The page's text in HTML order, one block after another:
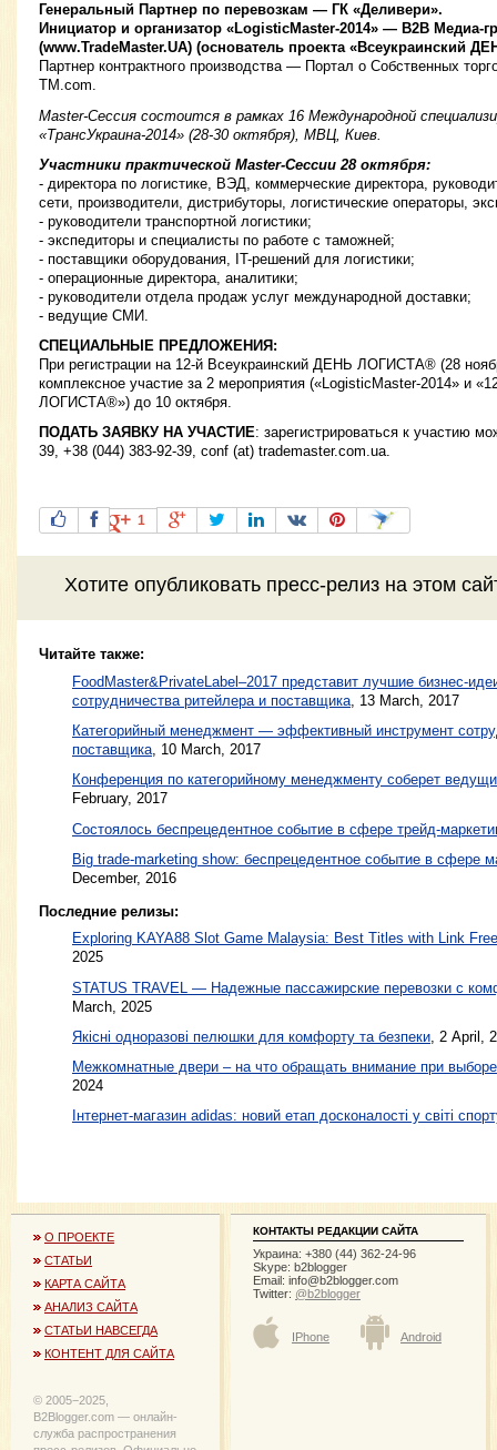
Генеральный Партнер по перевозкам — ГК «Деливери».
Инициатор и организатор «LogisticMaster-2014» — B2B Медиа-
(www.TradeMaster.UA) (основатель проекта «Всеукраинский
Партнер контрактного производства — Портал о Собственных
TM.com.
Master-Cессия состоится в рамках 16 Международной
«ТрансУкраина-2014» (28-30 октября), МВЦ, Киев.
Участники практической Master-Cессии 28 октября:
- директора по логистике, ВЭД, коммерческие директора,
сети, производители, дистрибуторы, логистические операторы,
- руководители транспортной логистики;
- экспедиторы и специалисты по работе с таможней;
- поставщики оборудования, IT-решений для логистики;
- операционные директора, аналитики;
- руководители отдела продаж услуг международной доставки;
- ведущие СМИ.
СПЕЦИАЛЬНЫЕ ПРЕДЛОЖЕНИЯ:
При регистрации на 12-й Всеукраинский ДЕНЬ ЛОГИСТА® (28
комплексное участие за 2 мероприятия («LogisticMaster-2014» и
ЛОГИСТА®») до 10 октября.
ПОДАТЬ ЗАЯВКУ НА УЧАСТИЕ: зарегистрироваться к участию
39, +38 (044) 383-92-39, conf (at) trademaster.com.ua.
1
Хотите опубликовать пресс-релизна этом
Читайте также:
FoodMaster&PrivateLabel–2017 представит лучшие бизнес-
сотрудничества ритейлера и поставщика 13 March, 2017
Категорийный менеджмент — эффективный инструмент
поставщика, 10 March, 2017
Конференция по категорийному менеджменту соберет
February, 2017
Состоялось беспрецедентное событие в сфере трейд-
Big trade-marketing show: беспрецедентное событие в сфере
December, 2016
Последние релизы:
Exploring KAYA88 Slot Game Malaysia: Best Titles with Link
2025
STATUS TRAVEL — Надежные пассажирские перевозки с
March, 2025
Якісні одноразові пелюшки для комфорту та безпеки , 2 April,
Межкомнатные двери – на что обращать внимание при
2024
Інтернет-магазин adidas: новий етап досконалості у світі
О ПРОЕКТЕ
СТАТЬИ
КАРТА САЙТА
АНАЛИЗ САЙТА
СТАТЬИ НАВСЕГДА
КОНТЕНТ ДЛЯ САЙТА
© 2005−2025,
B2Blogger.com — онлайн-
служба распространения
КОНТАКТЫ РЕДАКЦИИ САЙТА
Украина: +380 (44) 362-24-96
Skype: b2blogger
Email: info@b2blogger.com
Twitter: @b2blogger
IPhone Android